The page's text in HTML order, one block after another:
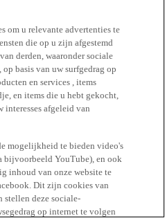
om u relevante advertenties te
die op u zijn afgestemd
derden, waaronder sociale
basis van uw surfgedrag op
en services , items
en items die u hebt gekocht,
interesses afgeleid van
mogelijkheid te bieden video's
bijvoorbeeld YouTube), en ook
inhoud van onze website te
Dit zijn cookies van
stellen deze sociale-
op internet te volgen